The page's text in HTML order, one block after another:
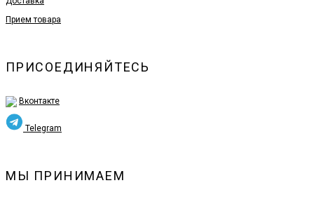
Прием товара
ПРИСОЕДИНЯЙТЕСЬ
Вконтакте
Telegram
МЫ ПРИНИМАЕМ